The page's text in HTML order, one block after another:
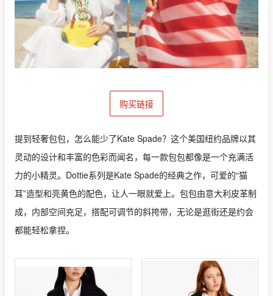
购买链接
提到轻奢包包，怎么能少了Kate Spade？这个美国纽约品牌以其
灵动的设计和丰富的色彩而闻名，每一款包包都像是一个充满活
力的小精灵。Dottie系列是Kate Spade的经典之作，可爱的“猫
耳”造型和亮黄色的配色，让人一眼就爱上。包包由意大利皮革制
成，内部空间充足，搭配可调节的斜挎带，无论是逛街还是约会
都能轻松拿捏。